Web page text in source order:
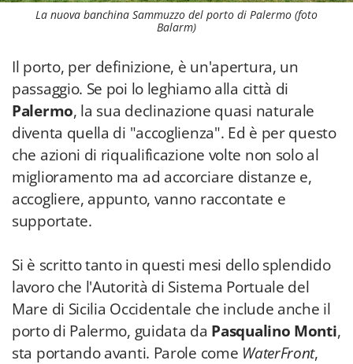
La nuova banchina Sammuzzo del porto di Palermo (foto
Balarm)
Il porto, per definizione, è un'apertura, un
passaggio. Se poi lo leghiamo alla città di
Palermo, la sua declinazione quasi naturale
diventa quella di "accoglienza". Ed è per questo
che azioni di riqualificazione volte non solo al
miglioramento ma ad accorciare distanze e,
accogliere, appunto, vanno raccontate e
supportate.
Si è scritto tanto in questi mesi dello splendido
lavoro che l'Autorità di Sistema Portuale del
Mare di Sicilia Occidentale che include anche il
porto di Palermo, guidata da Pasqualino Monti,
sta portando avanti. Parole come WaterFront,